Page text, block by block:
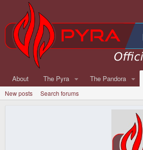
About The Pyra The Pandora
New posts Search forums